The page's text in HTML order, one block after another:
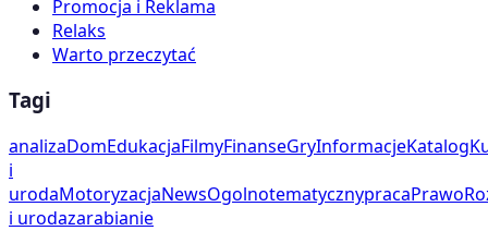
Promocja i Reklama
Relaks
Warto przeczytać
Tagi
analizaDomEdukacjaFilmyFinanseGryInformacjeKatalog
i
urodaMotoryzacjaNewsOgolnotematycznypracaPrawo
i urodazarabianie